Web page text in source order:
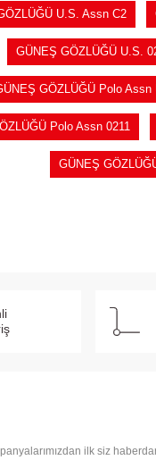
U.S. Assn C2
GÜNEŞ GÖZLÜĞÜ U.S.
GÖZLÜĞÜ Polo Assn
Polo Assn 0211
GÜNEŞ
ilk siz